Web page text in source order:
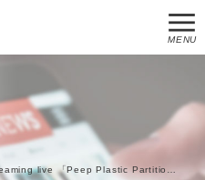
MENU
「Peep Plastic Partition #18 雨ニ唄エバ」開催決定！